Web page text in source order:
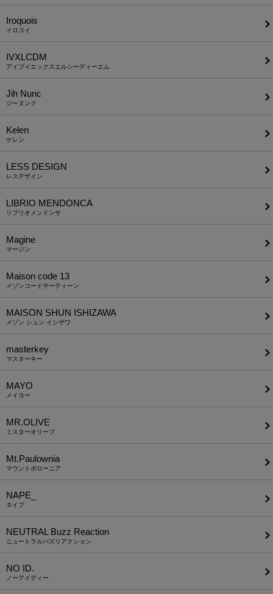
Iroquois
イロコイ
IVXLCDM
アイブイエックスエルシーディーエム
Jih Nunc
ジーヌンク
Kelen
ケレン
LESS DESIGN
レスデザイン
LIBRIO MENDONCA
リブリオメンドンサ
Magine
マージン
Maison code 13
メゾンコードサーティーン
MAISON SHUN ISHIZAWA
メゾン シュン イシザワ
masterkey
マスターキー
MAYO
メイヨー
MR.OLIVE
ミスターオリーブ
Mt.Paulownia
マウントポローニア
NAPE_
ネイプ
NEUTRAL Buzz Reaction
ニュートラルバズリアクション
NO ID.
ノーアイディー